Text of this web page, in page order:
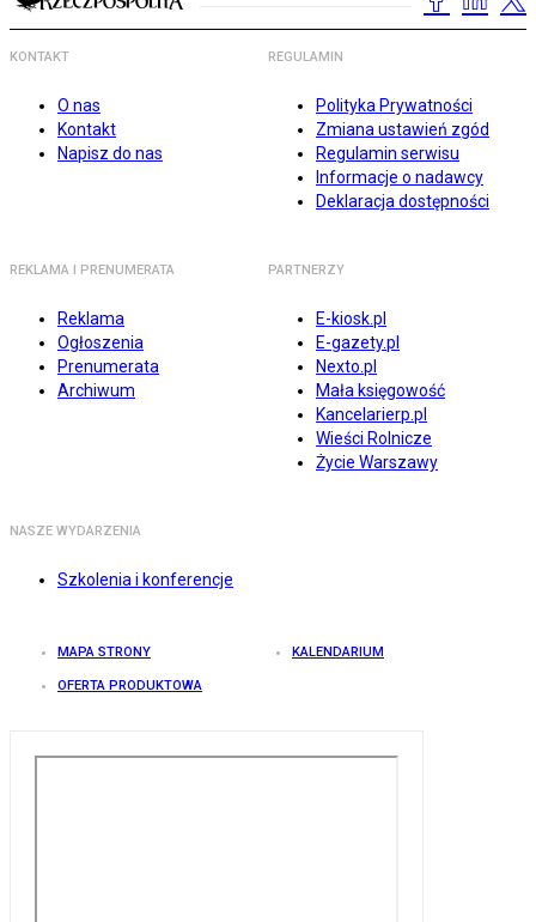
KONTAKT
O nas
Kontakt
Napisz do nas
REGULAMIN
Polityka Prywatności
Zmiana ustawień zgód
Regulamin serwisu
Informacje o nadawcy
Deklaracja dostępności
REKLAMA I PRENUMERATA
Reklama
Ogłoszenia
Prenumerata
Archiwum
PARTNERZY
E-kiosk.pl
E-gazety.pl
Nexto.pl
Mała księgowość
Kancelarierp.pl
Wieści Rolnicze
Życie Warszawy
NASZE WYDARZENIA
Szkolenia i konferencje
MAPA STRONY KALENDARIUM
OFERTA PRODUKTOWA